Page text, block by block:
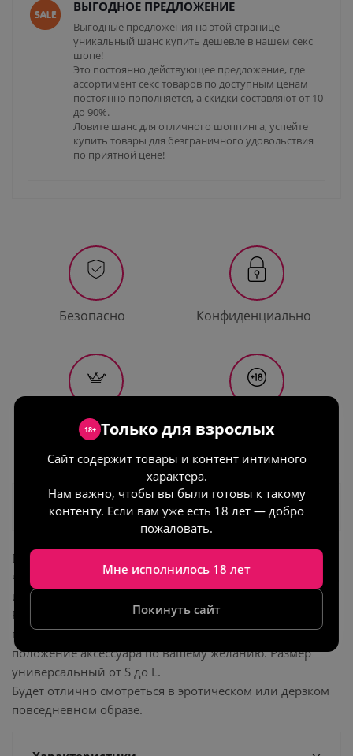
ВЫГОДНОЕ ПРЕДЛОЖЕНИЕ
Выгодные предложения на этой странице -
уникальный шанс купить дешевле в нашем секс
шопе!
Это постоянно действующее предложение, где
ассортимент секс товаров по доступным ценам
постоянно пополняется, а скидки составляют от 10
до 90%.
Ловите шанс для отличного шоппинга, успейте
купить товары для безграничного удовольствия
по приятной цене!
Безопасно Конфиденциально
Гарантия
качества
Только для
взрослых
Описание
Diane Lady's Arsenal - портупея из натуральной кожи
черного цвета. Изготовлена по эксклюзивному дизайну,
изделие ручной работы.
Благодаря 4 пряжкам, расположенным на плечах и на
поясе, размер удобно регулировать и менять
положение аксессуара по вашему желанию. Размер
универсальный от S до L.
Будет отлично смотреться в эротическом или дерзком
повседневном образе.
18+ Только для взрослых
Сайт содержит товары и контент интимного
характера.
Нам важно, чтобы вы были готовы к такому
контенту. Если вам уже есть 18 лет — добро
пожаловать.
Мне исполнилось 18 лет
Покинуть сайт